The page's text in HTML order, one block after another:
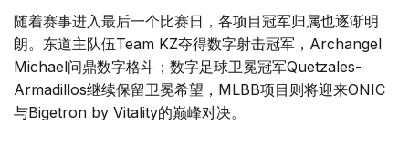
随着赛事进入最后一个比赛日，各项目冠军归属也逐渐明
朗。东道主队伍Team KZ夺得数字射击冠军，Archangel
Michael问鼎数字格斗；数字足球卫冕冠军Quetzales-
Armadillos继续保留卫冕希望，MLBB项目则将迎来ONIC
与Bigetron by Vitality的巅峰对决。